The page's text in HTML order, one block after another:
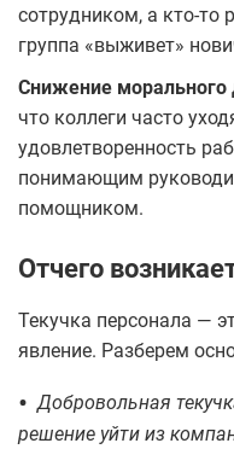
сотрудником, а кто-то
группа «выживет»
Снижение морального
что коллеги часто
удовлетворенность
понимающим
помощником.
Отчего
Текучка персонала —
явление. Разберем
• Добровольная
решение уйти из